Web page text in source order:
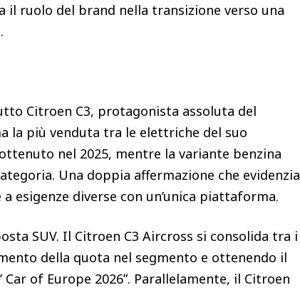
ruolo del brand nella transizione verso una
Citroen C3, protagonista assoluta del
la più venduta tra le elettriche del suo
nel 2025, mentre la variante benzina
Una doppia affermazione che evidenzia
esigenze diverse con un’unica piattaforma.
SUV. Il Citroen C3 Aircross si consolida tra i
della quota nel segmento e ottenendo il
of Europe 2026”. Parallelamente, il Citroen